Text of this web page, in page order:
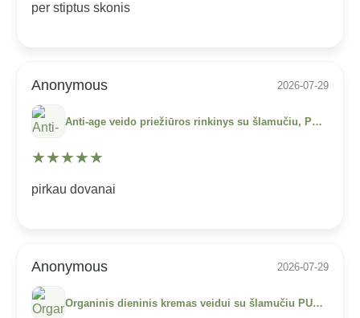
per stiptus skonis
Anonymous 2026-07-29
Anti-age veido priežiūros rinkinys su šlamučiu, PUR’IMMORTELLE KIT
★★★★★
pirkau dovanai
Anonymous 2026-07-29
Organinis dieninis kremas veidui su šlamučiu PUR’IMMORTELLE – DAY (50 ml)